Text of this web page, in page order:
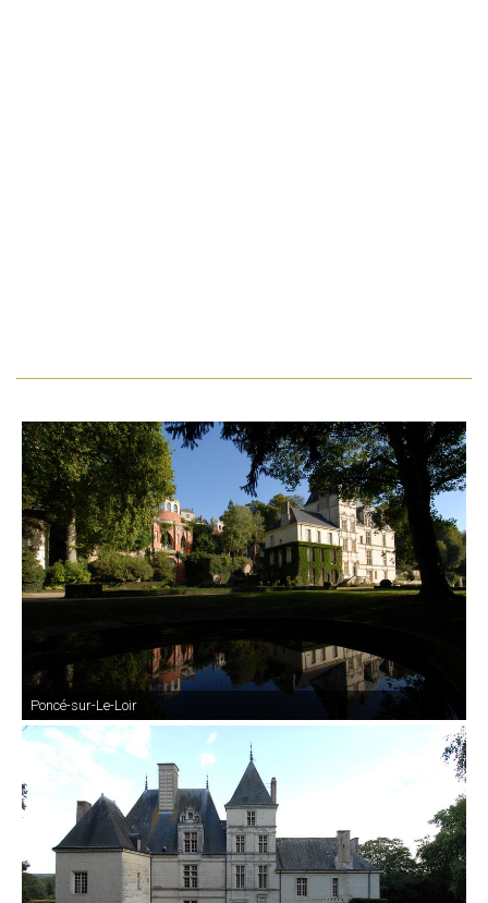
Poncé-sur-Le-Loir